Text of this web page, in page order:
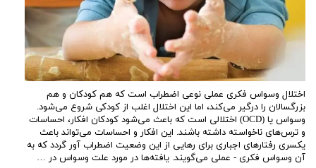
اختلال وسواس فکری عملی نوعی اضطراب است که هم کودکان و هم
بزرگسالان را درگیر می‌کند، اما این اختلال اغلب از کودکی شروع می‌شود.
وسواس یا (OCD) اختلالی است که باعث می‌شود کودکان افکار، احساسات
و ترس‌های ناخواسته داشته باشند. این افکار و احساسات می‌تواند باعث
یکسری رفتارهای اجباری برای رهایی از این وضعیت اضطراب‌ آور گردد که به
آن وسواس فکری - عملی می‌گویند. یافته‌ها در مورد علت وسواس در …